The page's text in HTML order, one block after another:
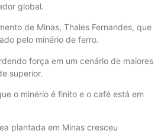
global.
de Minas, Thales Fernandes, que
pelo minério de ferro.
força em um cenário de maiores
superior.
o minério é finito e o café está em
plantada em Minas cresceu